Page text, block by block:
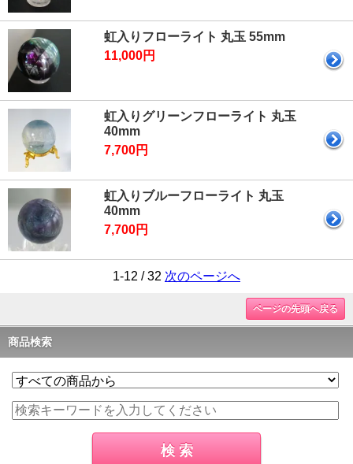
虹入りフローライト 丸玉 55mm
11,000円
虹入りグリーンフローライト 丸玉
40mm
7,700円
虹入りブルーフローライト 丸玉
40mm
7,700円
1-12 / 32 次のページへ
ページの先頭へ戻る
商品検索